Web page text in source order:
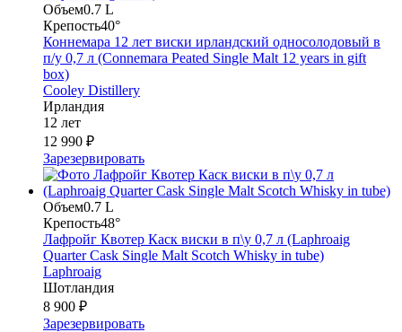
Объем0.7 L
Крепость40°
Коннемара 12 лет виски ирландский односолодовый в
п/у 0,7 л (Connemara Peated Single Malt 12 years in gift
box)
Cooley Distillery
Ирландия
12 лет
12 990 ₽
Зарезервировать
Объем0.7 L
Крепость48°
Лафройг Квотер Каск виски в п\у 0,7 л (Laphroaig
Quarter Cask Single Malt Scotch Whisky in tube)
Laphroaig
Шотландия
8 900 ₽
Зарезервировать